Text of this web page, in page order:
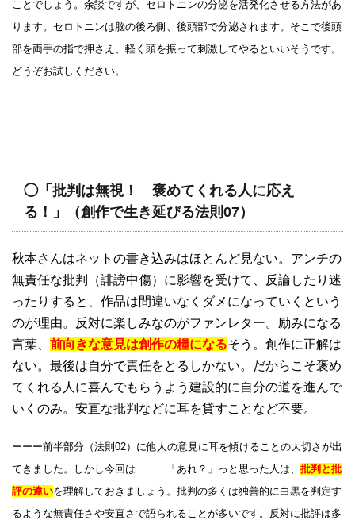
ことでしょう。余談ですが、セロトニンの分泌を活発化させる方法があ
ります。セロトニンは脳の後ろ側、後頭部で分泌されます。そこで後頭
部を両手の指で押さえ、軽く頭を振って刺激してやるといいそうです。
どうぞお試しください。
◯「批判は無視！ 褒めてくれる人に応え
る！」（創作で生き延びる法則07）
秋本さんはネットの書き込みはほとんど見ない。アンチの
無責任な批判（誹謗中傷）に影響を受けて、反論したり迷
ったりすると、作品は間違いなくダメになっていくという
のが理由。反対に楽しみなのがファンレター。励みになる
言葉、 前向きな意見は創作の糧になるそう。創作に正解は
ない。最後は自分で責任をとるしかない。だからこそ褒め
てくれる人に喜んでもらうよう建設的に自分の道を進んで
いくのみ。安直な批判などに耳を貸すことなど不要。
ーーー前半部分（法則02）に他人の意見に耳を傾けることの大切さが出
てきました。しかし今回は…… 「あれ？」っと思った人は、 批判と批
評の違いを理解しておきましょう。批判の多くは独善的に白黒を判定す
るような無責任さや安直さで語られることが多いです。反対に批評は多